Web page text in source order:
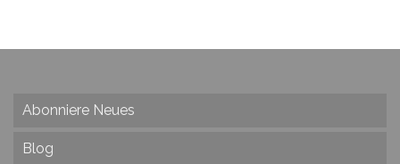
Abonniere Neues
Blog